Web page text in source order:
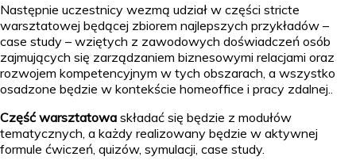
Następnie uczestnicy wezmą udział w części stricte
warsztatowej będącej zbiorem najlepszych przykładów –
case study – wziętych z zawodowych doświadczeń osób
zajmujących się zarządzaniem biznesowymi relacjami oraz
rozwojem kompetencyjnym w tych obszarach, a wszystko
osadzone będzie w kontekście homeoffice i pracy zdalnej..
Część warsztatowa składać się będzie z modułów
tematycznych, a każdy realizowany będzie w aktywnej
formule ćwiczeń, quizów, symulacji, case study.